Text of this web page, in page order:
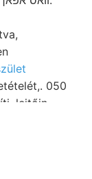
050